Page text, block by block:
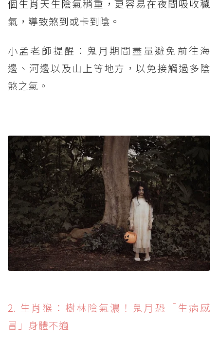
個生肖天生陰氣稍重，更容易在夜間吸收穢
氣，導致煞到或卡到陰。
小孟老師提醒：鬼月期間盡量避免前往海
邊、河邊以及山上等地方，以免接觸過多陰
煞之氣。
2. 生肖猴：樹林陰氣濃！鬼月恐「生病感
冒」身體不適